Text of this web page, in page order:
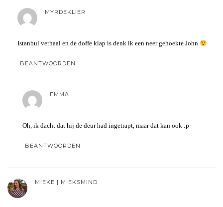
MYRDEKLIER
Istanbul verhaal en de doffe klap is denk ik een neer gehoekte John
BEANTWOORDEN
EMMA
Oh, ik dacht dat hij de deur had ingetrapt, maar dat kan ook :p
BEANTWOORDEN
MIEKE | MIEKSMIND